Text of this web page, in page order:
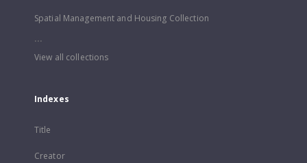
Spatial Management and Housing Collection
...
View all collections
Indexes
Title
Creator